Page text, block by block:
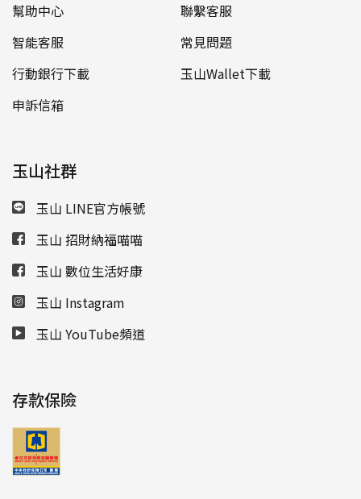
幫助中心
聯繫客服
智能客服
常見問題
行動銀行下載
玉山Wallet下載
申訴信箱
玉山社群
玉山 LINE官方帳號
玉山 招財納福喵喵
玉山 數位生活好康
玉山 Instagram
玉山 YouTube頻道
存款保險